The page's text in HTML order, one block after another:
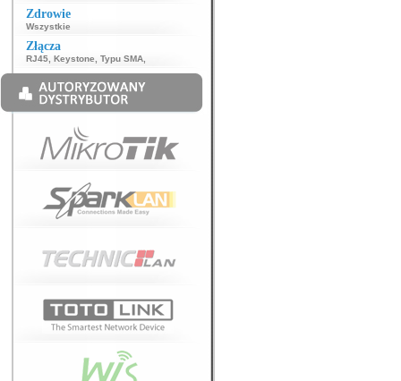
Zdrowie
Wszystkie
Złącza
RJ45 Keystone Typu SMA